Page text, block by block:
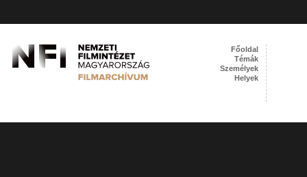
Főoldal
Témák
Személyek
Helyek